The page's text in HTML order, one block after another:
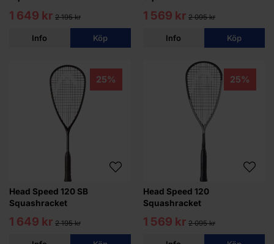
1 649 kr 2 195 kr
Info Köp
1 569 kr 2 095 kr
Info Köp
25%
Head Speed 120 SB
Squashracket
1 649 kr 2 195 kr
25%
Head Speed 120
Squashracket
1 569 kr 2 095 kr